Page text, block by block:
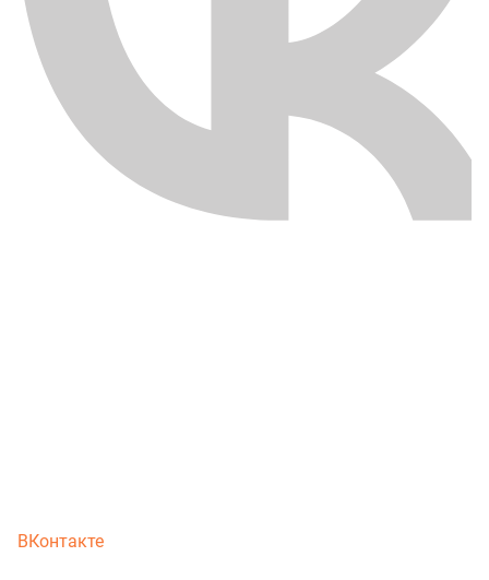
ВКонтакте